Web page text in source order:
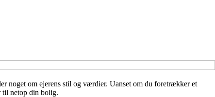
noget om ejerens stil og værdier. Uanset om du foretrækker et
til netop din bolig.